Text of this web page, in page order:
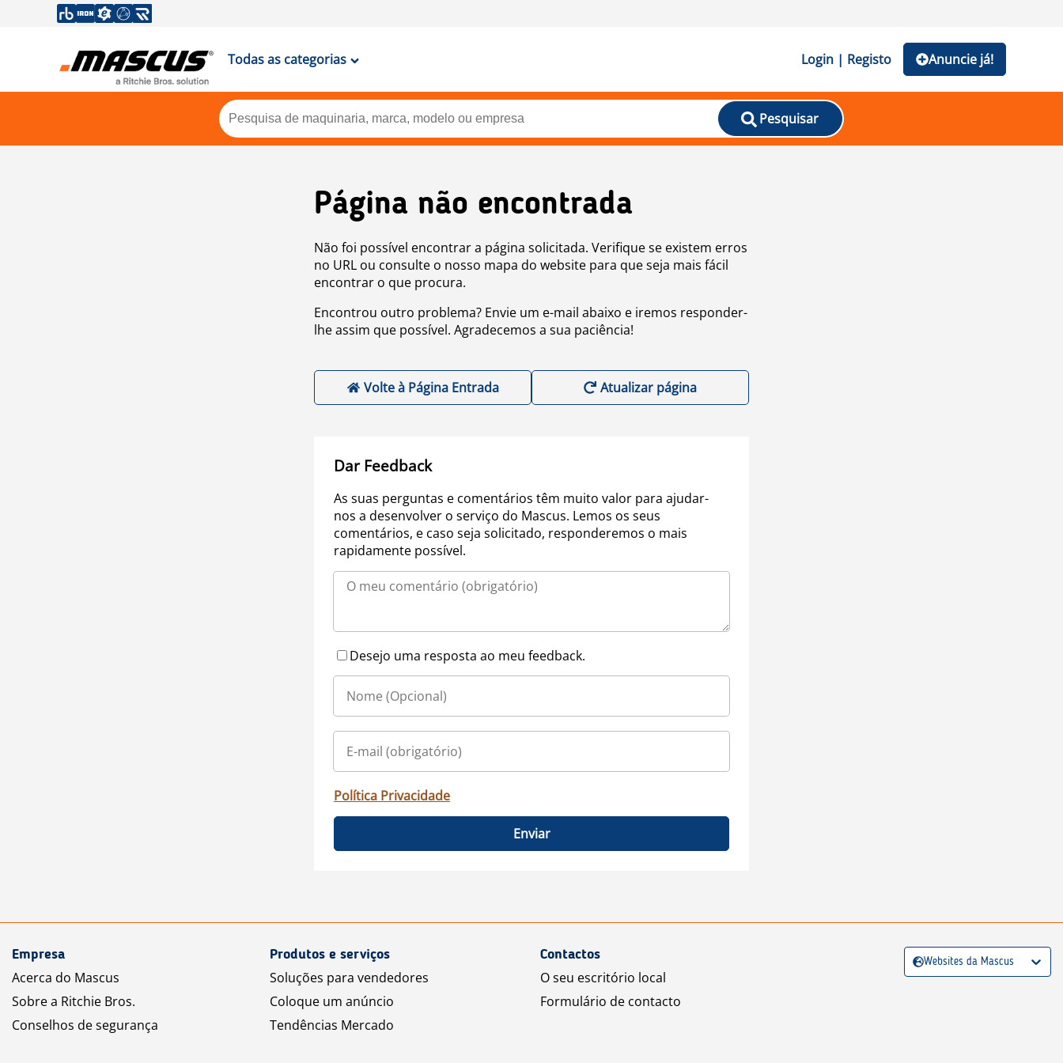
Todas as categorias Login | Registo Anuncie já!
Pesquisar
Página não encontrada
Não foi possível encontrar a página solicitada. Verifique se existem erros
no URL ou consulte o nosso mapa do website para que seja mais fácil
encontrar o que procura.
Encontrou outro problema? Envie um e-mail abaixo e iremos responder-
lhe assim que possível. Agradecemos a sua paciência!
Volte à Página Entrada Atualizar página
Dar Feedback
As suas perguntas e comentários têm muito valor para ajudar-
nos a desenvolver o serviço do Mascus. Lemos os seus
comentários, e caso seja solicitado, responderemos o mais
rapidamente possível.
Desejo uma resposta ao meu feedback.
Política Privacidade
Enviar
Empresa
Acerca do Mascus
Sobre a Ritchie Bros.
Conselhos de segurança
Produtos e serviços
Soluções para vendedores
Coloque um anúncio
Tendências Mercado
Contactos
O seu escritório local
Formulário de contacto
Websites da Mascus